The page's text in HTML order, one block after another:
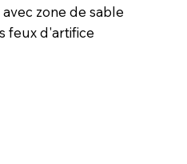
zone de sable
feux d'artifice